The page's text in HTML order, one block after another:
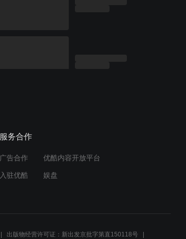
服务合作
广告合作 优酷内容开放平台
入驻优酷 娱盘
出版物经营许可证：新出发京批字第直150118号